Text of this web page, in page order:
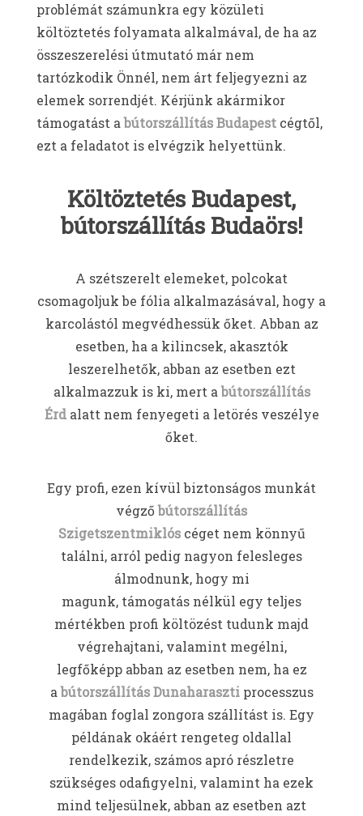
problémát számunkra egy közületi
költöztetés folyamata alkalmával, de ha az
összeszerelési útmutató már nem
tartózkodik Önnél, nem árt feljegyezni az
elemek sorrendjét. Kérjünk akármikor
támogatást abútorszállítás Budapest cégtől,
ezt a feladatot is elvégzik helyettünk.
Költöztetés Budapest,
bútorszállítás Budaörs!
A szétszerelt elemeket, polcokat
csomagoljuk be fólia alkalmazásával, hogy a
karcolástól megvédhessük őket. Abban az
esetben, ha a kilincsek, akasztók
leszerelhetők, abban az esetben ezt
alkalmazzuk is ki, mert abútorszállítás
Érdalatt nem fenyegeti a letörés veszélye
őket.
Egy profi, ezen kívül biztonságos munkát
végzőbútorszállítás
Szigetszentmiklóscéget nem könnyű
találni, arról pedig nagyon felesleges
álmodnunk, hogy mi
magunk, támogatás nélkül egy teljes
mértékben profi költözést tudunk majd
végrehajtani, valamint megélni,
legfőképp abban az esetben nem, ha ez
abútorszállítás Dunaharasztiprocesszus
magában foglal zongora szállítást is. Egy
példának okáért rengeteg oldallal
rendelkezik, számos apró részletre
szükséges odafigyelni, valamint ha ezek
mind teljesülnek, abban az esetben azt